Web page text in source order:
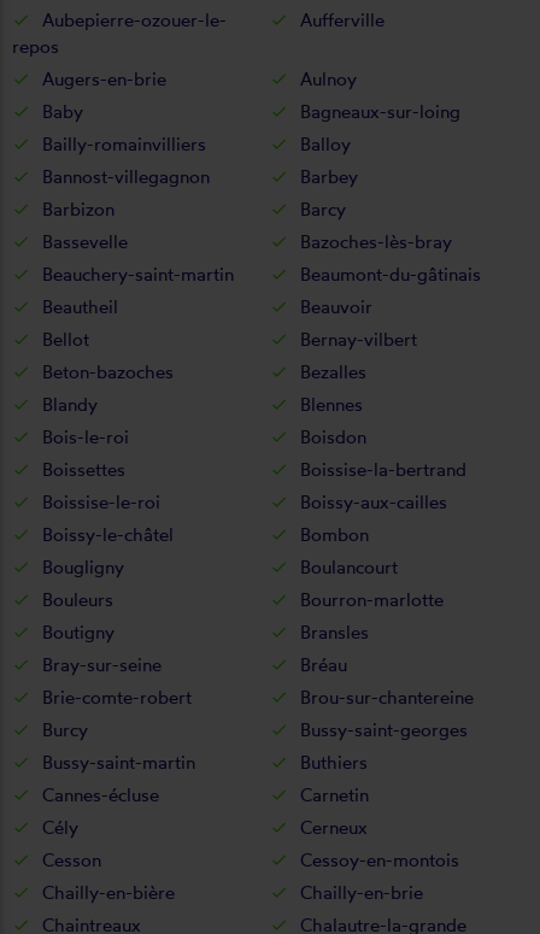
Aubepierre-ozouer-le-
repos
Aufferville
Augers-en-brie
Aulnoy
Baby
Bagneaux-sur-loing
Bailly-romainvilliers
Balloy
Bannost-villegagnon
Barbey
Barbizon
Barcy
Bassevelle
Bazoches-lès-bray
Beauchery-saint-martin
Beaumont-du-gâtinais
Beautheil
Beauvoir
Bellot
Bernay-vilbert
Beton-bazoches
Bezalles
Blandy
Blennes
Bois-le-roi
Boisdon
Boissettes
Boissise-la-bertrand
Boissise-le-roi
Boissy-aux-cailles
Boissy-le-châtel
Bombon
Bougligny
Boulancourt
Bouleurs
Bourron-marlotte
Boutigny
Bransles
Bray-sur-seine
Bréau
Brie-comte-robert
Brou-sur-chantereine
Burcy
Bussy-saint-georges
Bussy-saint-martin
Buthiers
Cannes-écluse
Carnetin
Cély
Cerneux
Cesson
Cessoy-en-montois
Chailly-en-bière
Chailly-en-brie
Chaintreaux
Chalautre-la-grande